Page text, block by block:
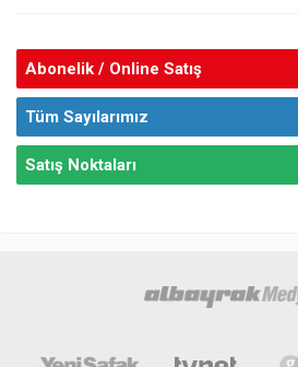
Abonelik / Online Satış
Tüm Sayılarımız
Satış Noktaları